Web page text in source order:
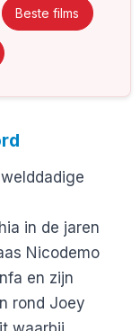
Beste films
in de jaren
Nicodemo
en zijn
rond Joey